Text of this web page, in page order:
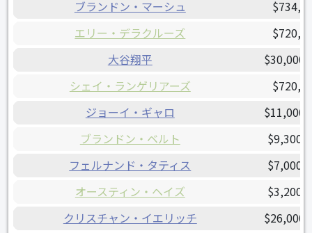
ブランドン・マーシュ
エリー・デラクルーズ
大谷翔平
シェイ・ランゲリアーズ
ジョーイ・ギャロ
ブランドン・ベルト
フェルナンド・タティス
オースティン・ヘイズ
クリスチャン・イエリッチ